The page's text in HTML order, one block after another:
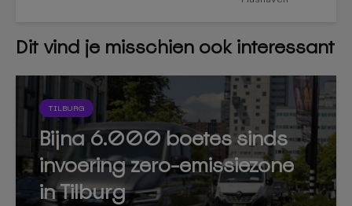
Dit vind je misschien ook interessant
TILBURG
Bijna 6.000 boetes sinds
invoering zero-emissiezone
in Tilburg